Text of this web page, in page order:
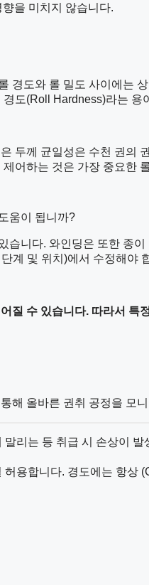
을 미치지 않습니다.
도와 롤 밀도 사이에는
도(Roll Hardness)라는 용
두께 균일성은 수천 권의
어하는 ​​것은 가장 중요한
움이 됩니까?
니다. 와인딩은 또한 종
계 및 위치)에서 수정해야
질 수 있습니다. 따라서 특
해 올바른 권취 공정을 모
리는 등 취급 시 손상이
용합니다. 경도에는 항상